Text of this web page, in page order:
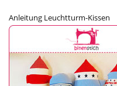
Anleitung Leuchtturm-Kissen